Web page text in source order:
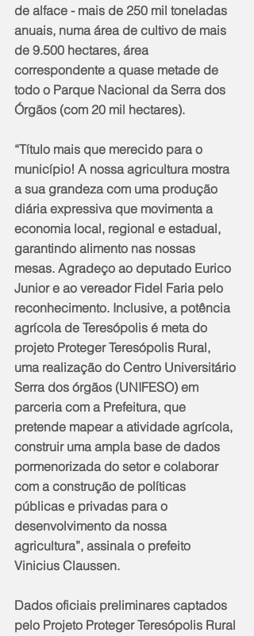
de alface - mais de 250 mil toneladas
anuais, numa área de cultivo de mais
de 9.500 hectares, área
correspondente a quase metade de
todo o Parque Nacional da Serra dos
Órgãos (com 20 mil hectares).
“Título mais que merecido para o
município! A nossa agricultura mostra
a sua grandeza com uma produção
diária expressiva que movimenta a
economia local, regional e estadual,
garantindo alimento nas nossas
mesas. Agradeço ao deputado Eurico
Junior e ao vereador Fidel Faria pelo
reconhecimento. Inclusive, a potência
agrícola de Teresópolis é meta do
projeto Proteger Teresópolis Rural,
uma realização do Centro Universitário
Serra dos órgãos (UNIFESO) em
parceria com a Prefeitura, que
pretende mapear a atividade agrícola,
construir uma ampla base de dados
pormenorizada do setor e colaborar
com a construção de políticas
públicas e privadas para o
desenvolvimento da nossa
agricultura”, assinala o prefeito
Vinicius Claussen.
Dados oficiais preliminares captados
pelo Projeto Proteger Teresópolis Rural